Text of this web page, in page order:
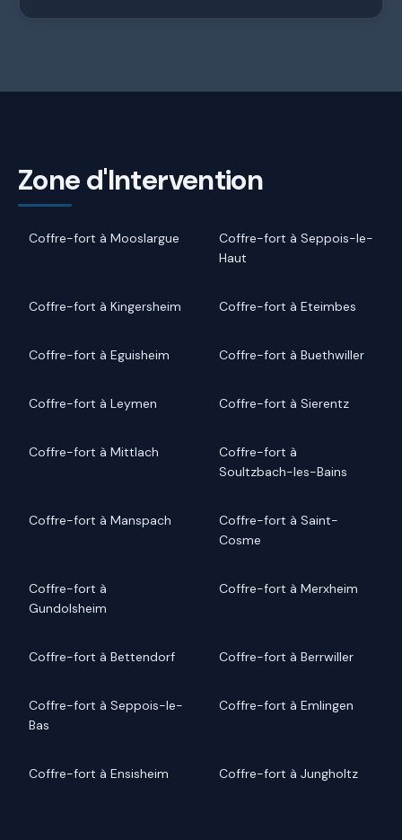
Zone d'Intervention
Coffre-fort à Mooslargue
Coffre-fort à Seppois-le-
Haut
Coffre-fort à Kingersheim Coffre-fort à Eteimbes
Coffre-fort à Eguisheim Coffre-fort à Buethwiller
Coffre-fort à Leymen Coffre-fort à Sierentz
Coffre-fort à Mittlach
Coffre-fort à
Soultzbach-les-Bains
Coffre-fort à Manspach
Coffre-fort à Saint-
Cosme
Coffre-fort à
Gundolsheim
Coffre-fort à Merxheim
Coffre-fort à Bettendorf Coffre-fort à Berrwiller
Coffre-fort à Seppois-le-
Bas
Coffre-fort à Emlingen
Coffre-fort à Ensisheim Coffre-fort à Jungholtz